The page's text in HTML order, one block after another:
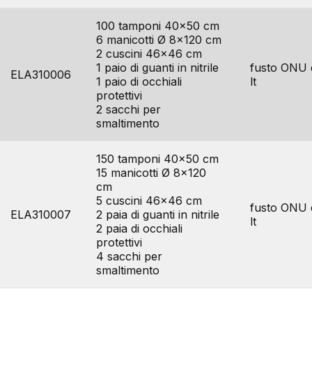
ELA310006
100 tamponi 40×50 cm
6 manicotti Ø 8×120 cm
2 cuscini 46×46 cm
1 paio di guanti in nitrile
1 paio di occhiali
protettivi
2 sacchi per
smaltimento
fusto ONU
lt
ELA310007
150 tamponi 40×50 cm
15 manicotti Ø 8×120
cm
5 cuscini 46×46 cm
2 paia di guanti in nitrile
2 paia di occhiali
protettivi
4 sacchi per
smaltimento
fusto ONU
lt